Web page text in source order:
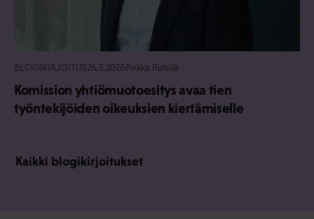
BLOGIKIRJOITUS26.5.2026Pekka Ristelä
Komission yhtiömuotoesitys avaa tien
työntekijöiden oikeuksien kiertämiselle
Kaikki blogikirjoitukset